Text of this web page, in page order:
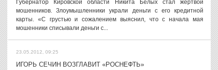
Губернатор Кировской области Никита Белых стал жертвой
мошенников. Злоумышленники украли деньги с его кредитной
карты. «С грустью и сожалением выяснил, что с начала мая
мошенники списывали деньги с...
23.05.2012, 09:25
ИГОРЬ СЕЧИН ВОЗГЛАВИТ «РОСНЕФТЬ»